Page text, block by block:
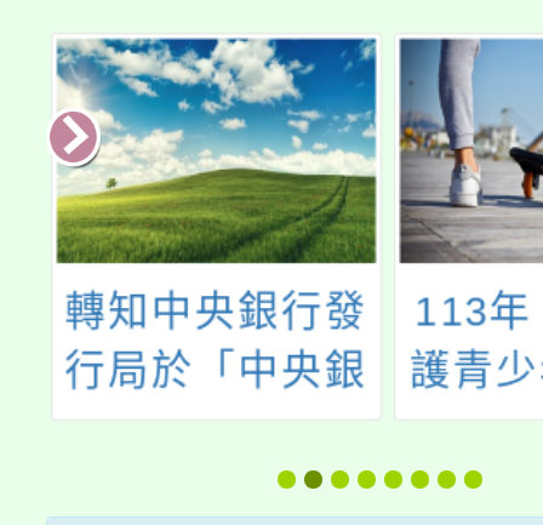
轉知中央銀行發
行局於「中央銀
館」推出「錢塵
113年
護青